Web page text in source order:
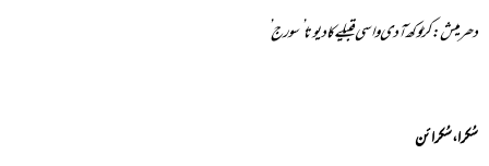
دھرمیش: کڑوکھ آدی واسی قبیلے کا دیوتا’سورج’
سُکرا، سُکرائن